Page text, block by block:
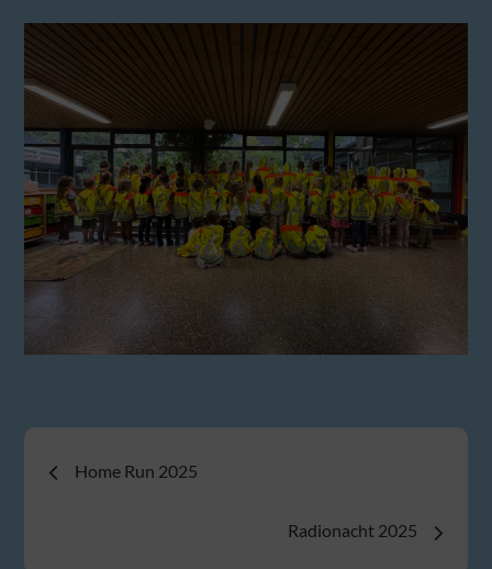
Beitragsnavigation
Home Run 2025
Radionacht 2025